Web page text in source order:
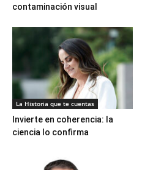
contaminación visual
La Historia que te cuentas
Invierte en coherencia: la
ciencia lo confirma